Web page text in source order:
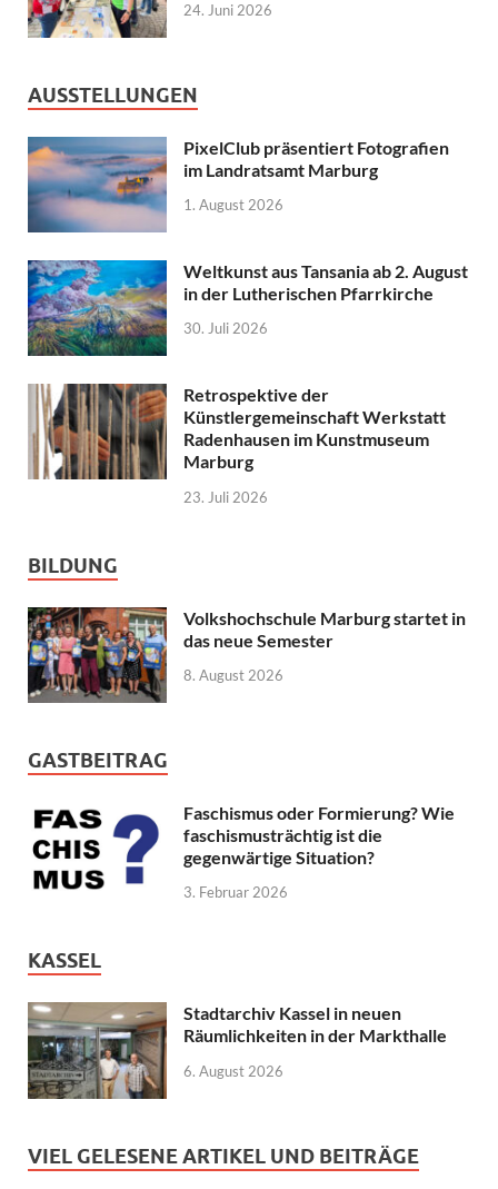
24. Juni 2026
AUSSTELLUNGEN
PixelClub präsentiert Fotografien
im Landratsamt Marburg
1. August 2026
Weltkunst aus Tansania ab 2. August
in der Lutherischen Pfarrkirche
30. Juli 2026
Retrospektive der
Künstlergemeinschaft Werkstatt
Radenhausen im Kunstmuseum
Marburg
23. Juli 2026
BILDUNG
Volkshochschule Marburg startet in
das neue Semester
8. August 2026
GASTBEITRAG
Faschismus oder Formierung? Wie
faschismusträchtig ist die
gegenwärtige Situation?
3. Februar 2026
KASSEL
Stadtarchiv Kassel in neuen
Räumlichkeiten in der Markthalle
6. August 2026
VIEL GELESENE ARTIKEL UND BEITRÄGE